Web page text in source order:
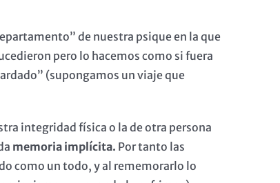
de nuestra psique en la que
pero lo hacemos como si fuera
(supongamos un viaje que
integridad física o la de otra persona
memoria implícita. Por tanto las
como un todo, y al rememorarlo lo